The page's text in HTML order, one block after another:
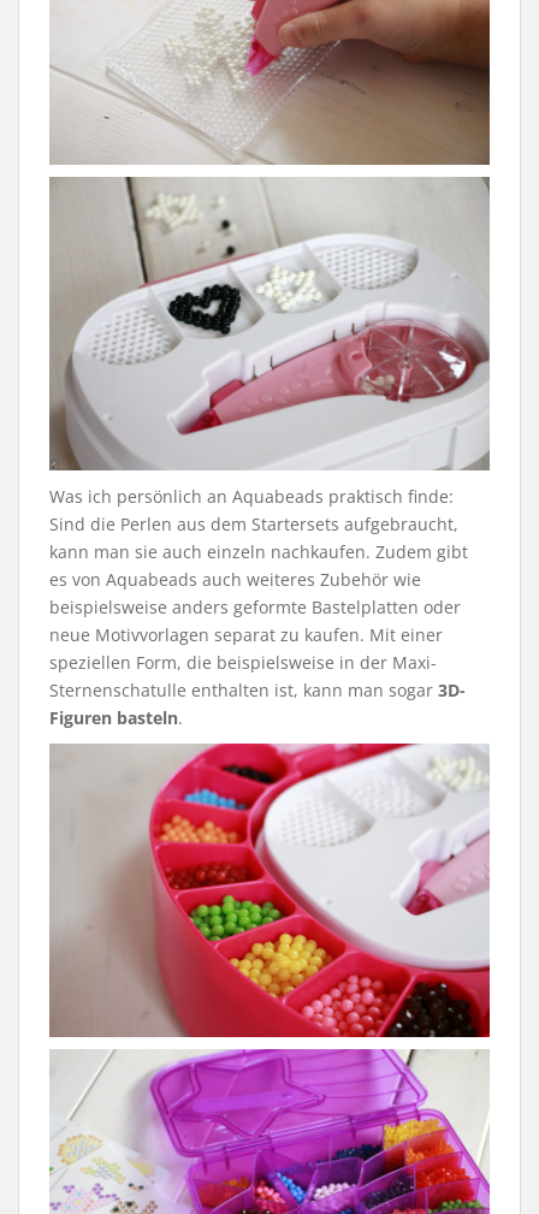
Was ich persönlich an Aquabeads praktisch finde:
Sind die Perlen aus dem Startersets aufgebraucht,
kann man sie auch einzeln nachkaufen. Zudem gibt
es von Aquabeads auch weiteres Zubehör wie
beispielsweise anders geformte Bastelplatten oder
neue Motivvorlagen separat zu kaufen. Mit einer
speziellen Form, die beispielsweise in der Maxi-
Sternenschatulle enthalten ist, kann man sogar 3D-
Figuren basteln.